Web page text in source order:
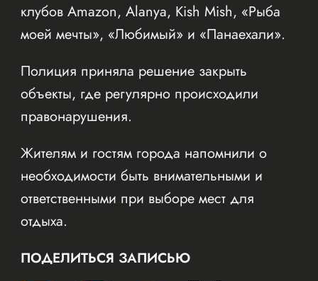
клубов Amazon, Alanya, Kish Mish, «Рыба
моей мечты», «Любимый» и «Панаехали».
Полиция приняла решение закрыть
объекты, где регулярно происходили
правонарушения.
Жителям и гостям города напомнили о
необходимости быть внимательными и
ответственными при выборе мест для
отдыха.
ПОДЕЛИТЬСЯ ЗАПИСЬЮ